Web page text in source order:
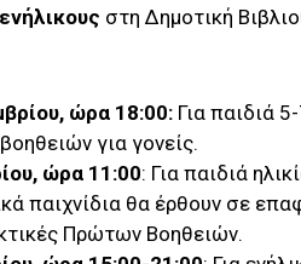
στη Δημοτική
ώρα 18:00: Για παιδιά
για γονείς.
ώρα 11:00: Για παιδιά
παιχνίδια θα έρθουν σε
Πρώτων Βοηθειών.